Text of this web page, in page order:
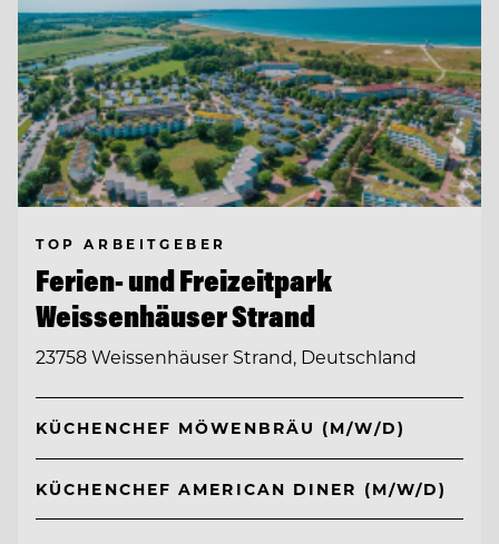
TOP ARBEITGEBER
Ferien- und Freizeitpark
Weissenhäuser Strand
23758 Weissenhäuser Strand, Deutschland
KÜCHENCHEF MÖWENBRÄU (M/W/D)
KÜCHENCHEF AMERICAN DINER (M/W/D)